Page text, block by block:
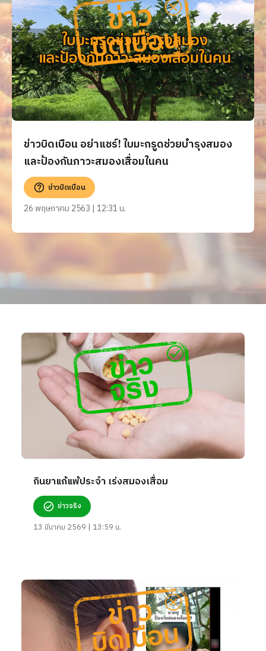
ข่าวบิดเบือน อย่าแชร์! ใบมะกรูดช่วยบำรุงสมอง
และป้องกันภาวะสมองเสื่อมในคน
ข่าวบิดเบือน
26 พฤษภาคม 2563 | 12:31 น.
กินยาแก้แพ้ประจำ เร่งสมองเสื่อม
ข่าวจริง
13 มีนาคม 2569 | 13:59 น.